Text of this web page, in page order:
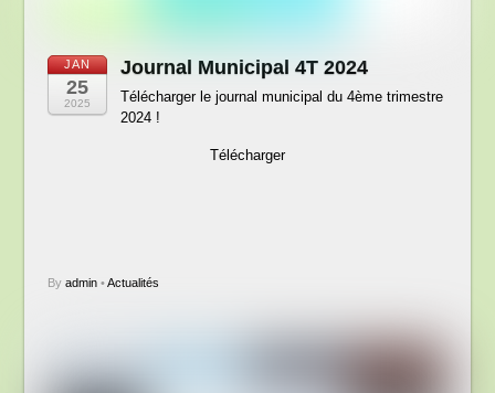
JAN
25
2025
Journal Municipal 4T 2024
Télécharger le journal municipal du 4ème trimestre
2024 !
Télécharger
By admin• Actualités